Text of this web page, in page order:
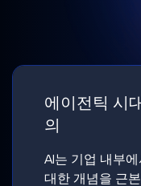
에이전틱 시
의
AI는 기업 내부
대한 개념을 근